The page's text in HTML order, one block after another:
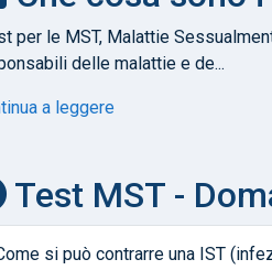
per le MST, Malattie
delle malattie e de...
a leggere
Test MST -
si può contrarre una IST